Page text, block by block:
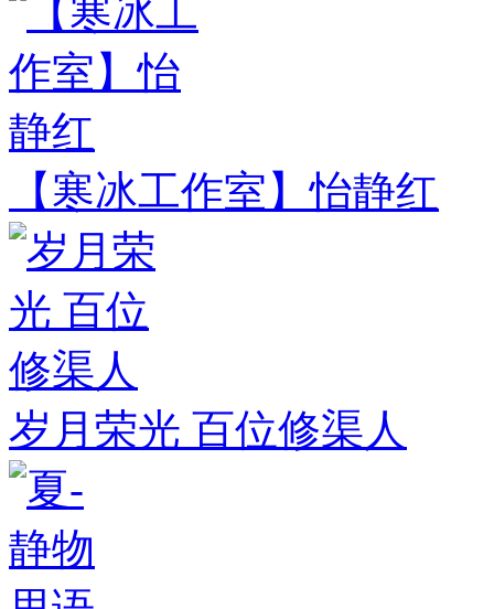
【寒冰工作室】怡静红
岁月荣光 百位修渠人